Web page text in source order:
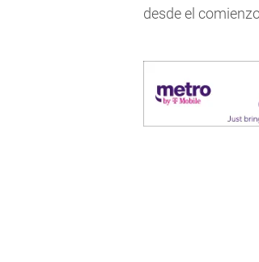
desde el